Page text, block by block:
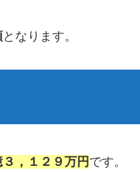
となります。
，１２９万円 です。